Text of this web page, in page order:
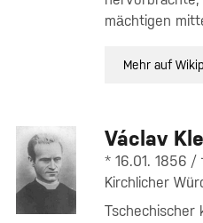
mächtigen
Mehr auf
Václav
* 16.01. 1856 /
Kirchlicher
Tschechischer